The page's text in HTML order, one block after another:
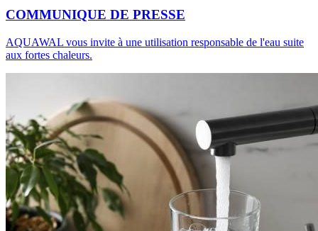
COMMUNIQUE DE PRESSE
AQUAWAL vous invite à une utilisation responsable de l'eau suite
aux fortes chaleurs.